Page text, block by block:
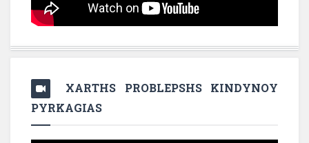
XARTHS PROBLEPSHS KINDYNOY
PYRKAGIAS